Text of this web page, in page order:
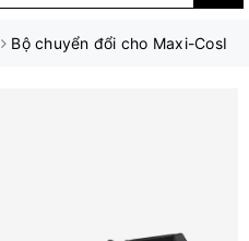
Bộ chuyển đổi cho Maxi-CosI